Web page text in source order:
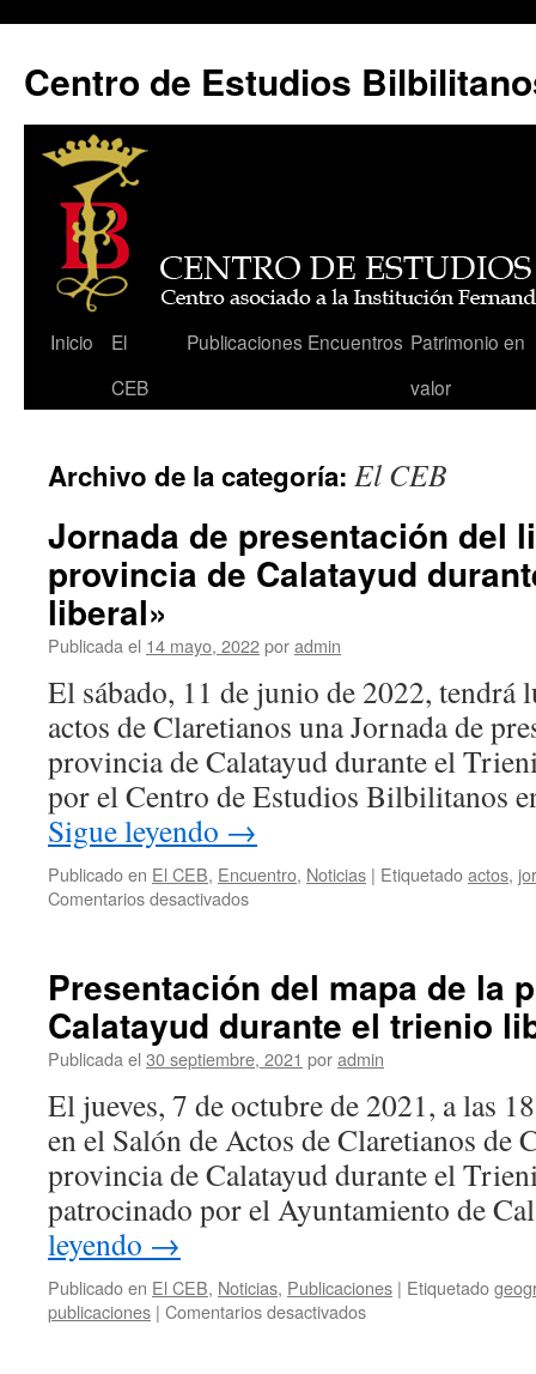
Centro de Estudios
Saltar
Inicio
El
CEB
Publicaciones Encuentros Patrimonio en
valor
Archivo de la categoría: El CEB
Jornada de presentación del
provincia de Calatayud
liberal»
Publicada el 14 mayo, 2022poradmin
El sábado, 11 de junio de 2022, tendrá
actos de Claretianos una Jornada de
provincia de Calatayud durante el
por el Centro de Estudios Bilbilitanos
Sigue leyendo →
Publicado en El CEB, Encuentro, Noticias | Etiquetadoactos,
Comentarios desactivadosen
del
libro:
«La
provincia
Calatayud
durante
trienio
liberal»
Presentación del mapa de la
Calatayud durante el trienio
Publicada el 30 septiembre, 2021 poradmin
El jueves, 7 de octubre de 2021, a las
en el Salón de Actos de Claretianos de
provincia de Calatayud durante el
patrocinado por el Ayuntamiento de
leyendo →
Publicado en El CEB, Noticias, Publicaciones | Etiquetado
publicaciones | Comentarios desactivadosen